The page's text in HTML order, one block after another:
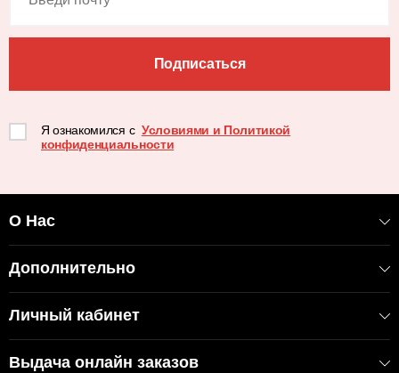
Подписаться
Я ознакомился с Условиями и Политикой
конфиденциальности
О Нас
Дополнительно
Личный кабинет
Выдача онлайн заказов